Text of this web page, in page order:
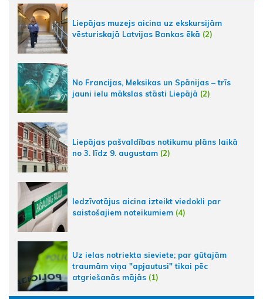
Liepājas muzejs aicina uz ekskursijām
vēsturiskajā Latvijas Bankas ēkā (2)
No Francijas, Meksikas un Spānijas – trīs
jauni ielu mākslas stāsti Liepājā (2)
Liepājas pašvaldības notikumu plāns laikā
no 3. līdz 9. augustam (2)
Iedzīvotājus aicina izteikt viedokli par
saistošajiem noteikumiem (4)
Uz ielas notriekta sieviete; par gūtajām
traumām viņa "apjautusi" tikai pēc
atgriešanās mājās (1)